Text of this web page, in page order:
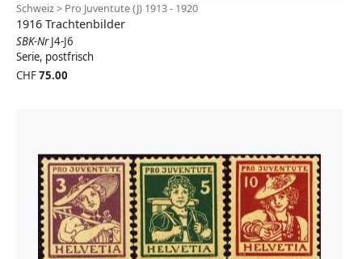
Schweiz > Pro Juventute (J) 1913 - 1920
1916 Trachtenbilder
SBK-NrJ4-J6
Serie, postfrisch
CHF75.00